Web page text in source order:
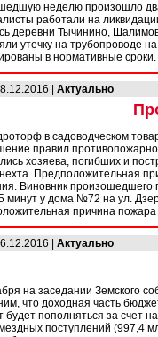
неделю произошло
работали на
деревни Тычинино,
утечку на трубопроводе
в нормативные сроки.
| Актуально
в садоводческом
правил
хозяева, погибших и
Предположительная
Виновник произошедшего
минут у дома №72 на ул.
причина пожара
| Актуально
на заседании Земского
что доходная часть
будет пополняться за счет
поступлений (997,4